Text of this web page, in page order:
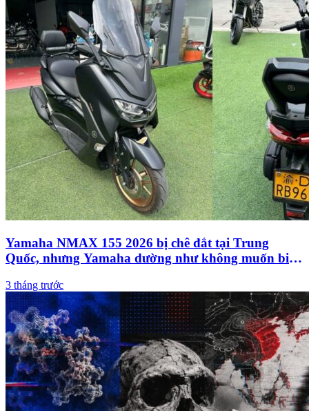
Yamaha NMAX 155 2026 bị chê đắt tại Trung
Quốc, nhưng Yamaha dường như không muốn biến
3 tháng trước